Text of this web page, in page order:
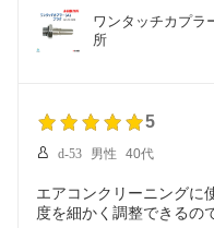
ワンタッチカプラ
所
5
d-53 男性 40代
エアコンクリーニングに
度を細かく調整できるの